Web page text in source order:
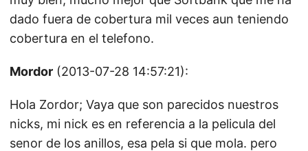
dado fuera de cobertura mil veces aun teniendo
cobertura en el telefono.
Mordor (2013-07-28 14:57:21):
Hola Zordor; Vaya que son parecidos nuestros
nicks, mi nick es en referencia a la pelicula del
senor de los anillos, esa pela si que mola. pero